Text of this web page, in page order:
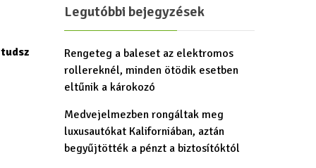
Legutóbbi bejegyzések
Rengeteg a baleset az elektromos
rollereknél, minden ötödik esetben
eltűnik a károkozó
Medvejelmezben rongáltak meg
luxusautókat Kaliforniában, aztán
begyűjtötték a pénzt a biztosítóktól